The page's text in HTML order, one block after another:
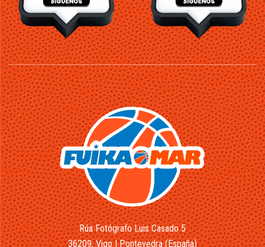
Rúa Fotógrafo Luis Casado 5
36209, Vigo | Pontevedra (España)